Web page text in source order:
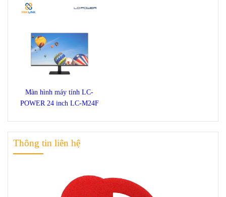
Màn hình máy tính LC-
POWER 24 inch LC-M24F
Thông tin liên hệ